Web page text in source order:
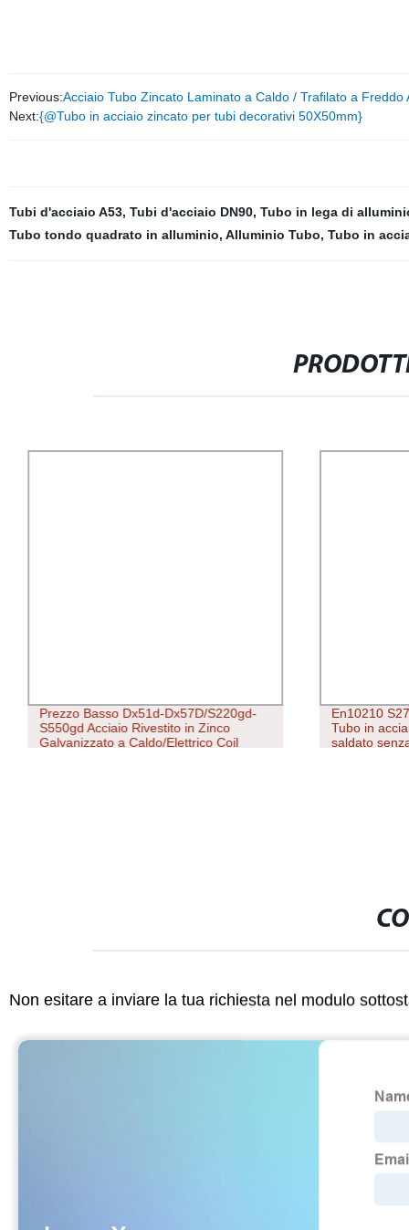
Previous:Acciaio Tubo Zincato Laminato a Caldo / Trafilato a Freddo
Next:{@Tubo in acciaio zincato per tubi decorativi 50X50mm}
Tubi d'acciaio A53, Tubi d'acciaio DN90, Tubo in lega di
Tubo tondo quadrato in alluminio, Alluminio Tubo, Tubo in
Prezzo Basso Dx51d-Dx57D/S220gd-
S550gd Acciaio Rivestito in Zinco
Galvanizzato a Caldo/Elettrico Coil
En10210
Tubo in
saldato
Non esitare a inviare la tua richiesta nel modulo